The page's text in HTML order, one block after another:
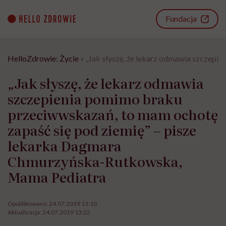
content
Fundacja
HelloZdrowie: Życie › „Jak słyszę, że lekarz odmawia
„Jak słyszę, że lekarz odmawia
szczepienia pomimo braku
przeciwwskazań, to mam ochotę
zapaść się pod ziemię” – pisze
lekarka Dagmara
Chmurzyńska-Rutkowska,
Mama Pediatra
Opublikowano: 24.07.2019 13:10
Aktualizacja: 24.07.2019 13:22